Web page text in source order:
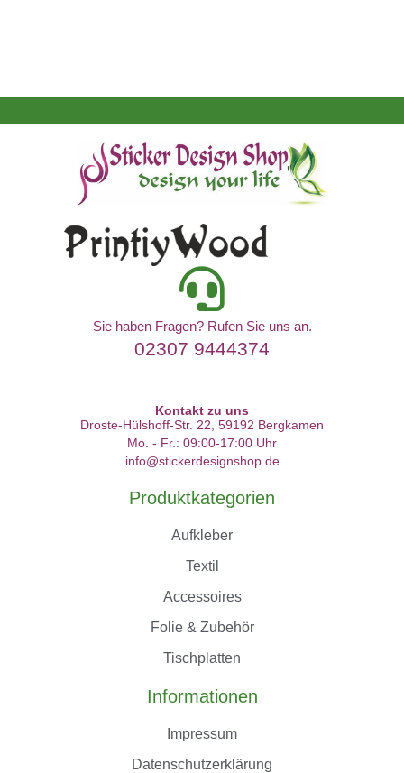
Sie haben Fragen? Rufen Sie uns an.
02307 9444374
Kontakt zu uns
Droste-Hülshoff-Str. 22, 59192 Bergkamen
Mo. - Fr.: 09:00-17:00 Uhr
info@stickerdesignshop.de
Produktkategorien
Aufkleber
Textil
Accessoires
Folie & Zubehör
Tischplatten
Informationen
Impressum
Datenschutzerklärung